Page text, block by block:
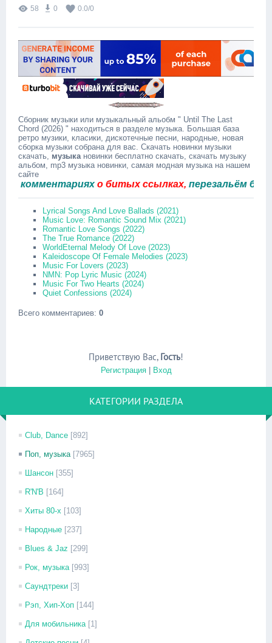
58
0 0.0/0
Сборник музыки или музыкальный альобм " Until The Last
Chord (2026) " находиться в разделе музыка. Большая база
ретро музики, класики, дискотечные песни, народные, новая
сборка музыки собрана для вас. Скачать новинки музыки
скачать, музыкановинки бесплатно скачать, скачать музыку
альбом, mp3 музыка новинки, самая модная музыка на нашем
сайте
о битых ссылках,перезальём быстро.
Lyrical Songs And Love Ballads (2021)
Music Love: Romantic Sound Mix (2021)
Romantic Love Songs (2022)
The True Romance (2022)
WorldEternal Melody Of Love (2023)
Kaleidoscope Of Female Melodies (2023)
Music For Lovers (2023)
NMN: Pop Lyric Music (2024)
Music For Two Hearts (2024)
Quiet Confessions (2024)
Всего комментариев: 0
Приветствую Вас, Гость!
Регистрация| Вход
КАТЕГОРИИ РАЗДЕЛА
Club, Dance [892]
Поп, музыка [7965]
Шансон [355]
R'N'B [164]
Хиты 80-х [103]
Народные [237]
Blues & Jaz [299]
Рок, музыка [993]
Саундтреки [3]
Рэп, Хип-Хоп [144]
Для мобильника [1]